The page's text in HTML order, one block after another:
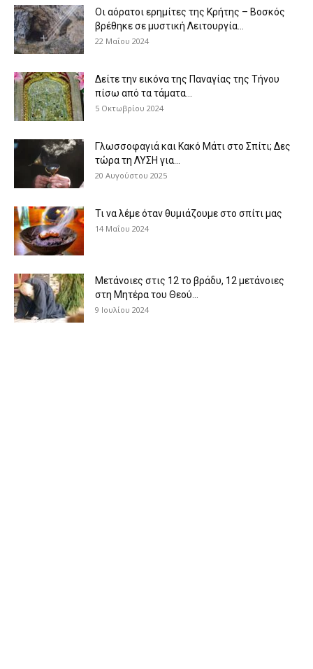
Οι αόρατοι ερημίτες της Κρήτης – Βοσκός
βρέθηκε σε μυστική Λειτουργία...
22 Μαΐου 2024
Δείτε την εικόνα της Παναγίας της Τήνου
πίσω από τα τάματα...
5 Οκτωβρίου 2024
Γλωσσοφαγιά και Κακό Μάτι στο Σπίτι; Δες
τώρα τη ΛΥΣΗ για...
20 Αυγούστου 2025
Τι να λέμε όταν θυμιάζουμε στο σπίτι μας
14 Μαΐου 2024
Μετάνοιες στις 12 το βράδυ, 12 μετάνοιες
στη Μητέρα του Θεού...
9 Ιουλίου 2024